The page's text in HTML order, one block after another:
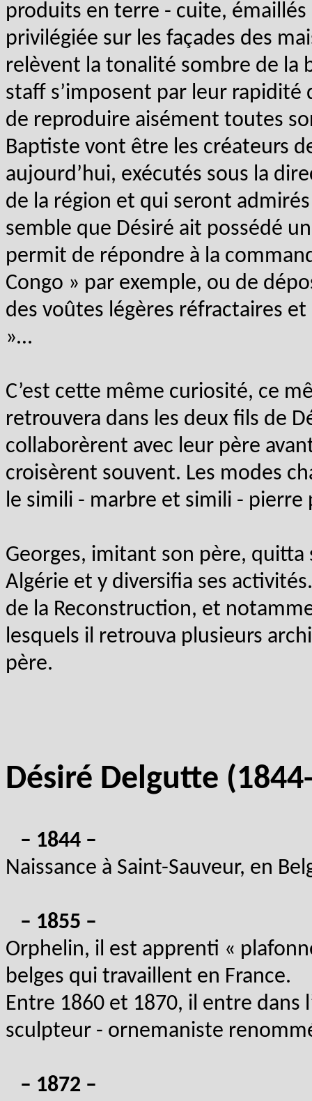
produits en terre - cuite,
privilégiée sur les façades des
relèvent la tonalité sombre de la
staff s’imposent par leur
de reproduire aisément toutes
Baptiste vont être les créateurs
aujourd’hui, exécutés sous la
de la région et qui seront
semble que Désiré ait possédé
permit de répondre à la
Congo » par exemple, ou de
des voûtes légères réfractaires
»…
C’est cette même curiosité, ce
retrouvera dans les deux fils de
collaborèrent avec leur père
croisèrent souvent. Les modes
le simili - marbre et simili -
Georges, imitant son père,
Algérie et y diversifia ses
de la Reconstruction, et
lesquels il retrouva plusieurs
père.
Désiré Delgutte
– 1844 –
Naissance à Saint-Sauveur, en
– 1855 –
Orphelin, il est apprenti «
belges qui travaillent en France.
Entre 1860 et 1870, il entre dans
sculpteur - ornemaniste
– 1872 –